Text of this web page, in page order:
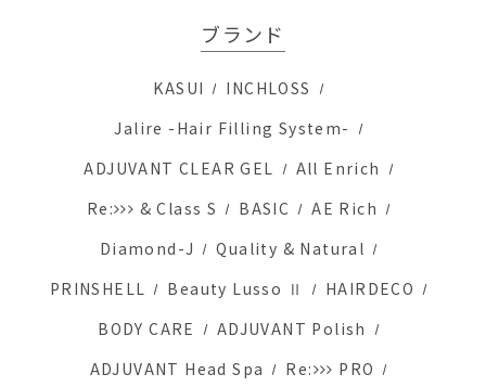
ブランド
KASUI
INCHLOSS
Jalire -Hair Filling System-
ADJUVANT CLEAR GEL
All Enrich
Re:
& Class S BASIC
AE Rich
Diamond-J
Quality & Natural
PRINSHELL
Beauty Lusso Ⅱ
HAIRDECO
BODY CARE
ADJUVANT Polish
ADJUVANT Head Spa
Re: PRO